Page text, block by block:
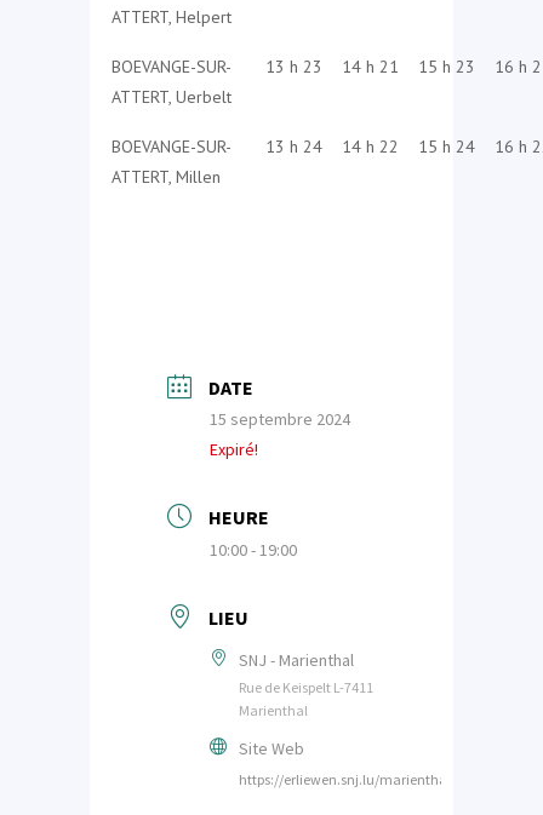
ATTERT, Helpert
BOEVANGE-SUR-
ATTERT, Uerbelt
13 h 23 14 h 21 15 h 23 16 h
BOEVANGE-SUR-
ATTERT, Millen
13 h 24 14 h 22 15 h 24 16 h
DATE
15 septembre 2024
Expiré!
HEURE
10:00 - 19:00
LIEU
SNJ - Marienthal
Rue de Keispelt L-7411
Marienthal
Site Web
https://erliewen.snj.lu/marienthal/